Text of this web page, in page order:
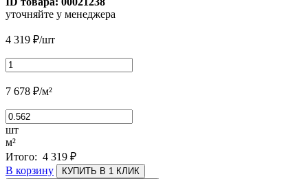
уточняйте у менеджера
4 319 ₽/шт
7 678 ₽/м²
шт
м²
Итого: 4 319 ₽
В корзину
КУПИТЬ В 1 КЛИК